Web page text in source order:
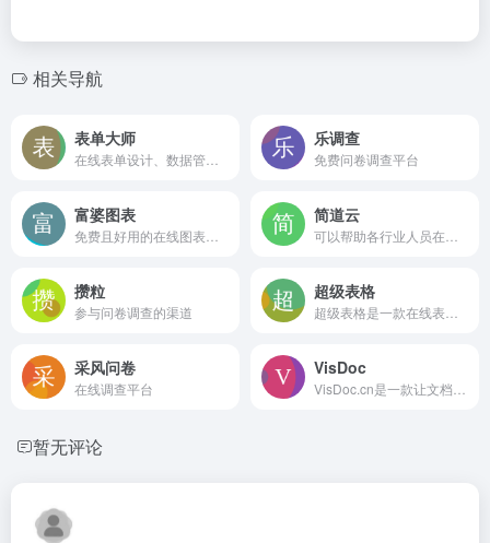
相关导航
表单大师 乐调查
免费问卷调查平台
富婆图表 简道云
攒粒
参与问卷调查的渠道
超级表格
采风问卷
在线调查平台
VisDoc
暂无评论